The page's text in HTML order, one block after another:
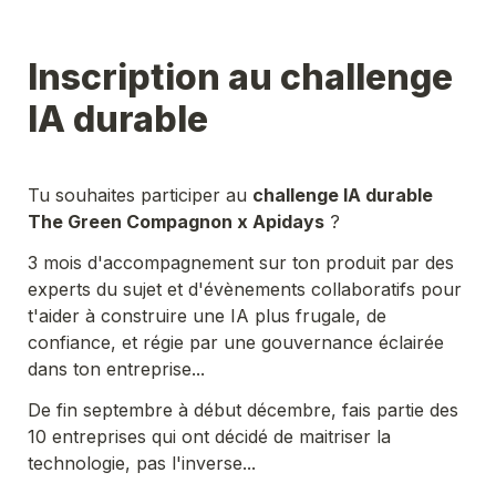
Inscription au challenge
IA durable
Tu souhaites participer au challenge IA durable
The Green Compagnon x Apidays ?
3 mois d'accompagnement sur ton produit par des
experts du sujet et d'évènements collaboratifs pour
t'aider à construire une IA plus frugale, de
confiance, et régie par une gouvernance éclairée
dans ton entreprise...
De fin septembre à début décembre, fais partie des
10 entreprises qui ont décidé de maitriser la
technologie, pas l'inverse...